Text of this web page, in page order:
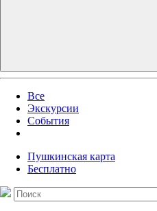
Все
Экскурсии
События
Пушкинская карта
Бесплатно